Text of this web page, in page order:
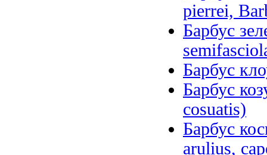
pierrei,
Барбус
Барбус
Барбус
cosuatis)
Барбус
arulius,